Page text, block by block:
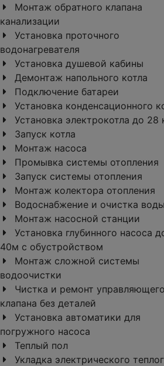
Монтаж обратного клапана
канализации
Установка проточного
водонагревателя
Установка душевой кабины
Демонтаж напольного котла
Подключение батареи
Установка конденсационного
Установка электрокотла до 28
Запуск котла
Монтаж насоса
Промывка системы отопления
Запуск системы отопления
Монтаж колектора отопления
Водоснабжение и очистка воды
Монтаж насосной станции
Установка глубинного насоса
40м с обустройством
Монтаж сложной системы
водоочистки
Чистка и ремонт управляющего
клапана без деталей
Установка автоматики для
погружного насоса
Теплый пол
Укладка электрического